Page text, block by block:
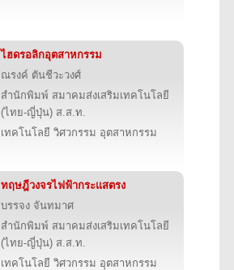
ไฮดรอลิกอุตสาหกรรม
ณรงค์ ตันชีวะวงศ์
สำนักพิมพ์ สมาคมส่งเสริมเทคโนโลยี
(ไทย-ญี่ปุ่น) ส.ส.ท.
เทคโนโลยี วิศวกรรม อุตสาหกรรม
ทฤษฎีวงจรไฟฟ้ากระแสตรง
บรรจง จันทมาศ
สำนักพิมพ์ สมาคมส่งเสริมเทคโนโลยี
(ไทย-ญี่ปุ่น) ส.ส.ท.
เทคโนโลยี วิศวกรรม อุตสาหกรรม